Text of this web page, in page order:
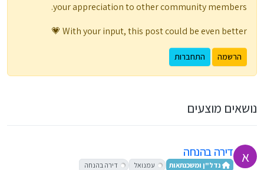
your appreciation to other community members.
With your input, this post could be even better 💗
הרשמה התחברות
נושאים מוצעים
א דירה בהנחה
נדל"ן ומשכנתאות עמנואל
דירה בהנחה